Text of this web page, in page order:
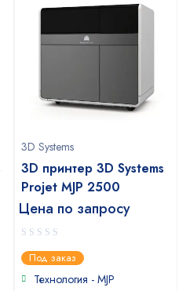
3D Systems
3D принтер 3D Systems
Projet MJP 2500
Цена по запросу
0
out
of
Под заказ
Технология - MJP